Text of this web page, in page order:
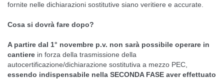
fornite nelle dichiarazioni sostitutive siano veritiere e accurate.
Cosa si dovrà fare dopo?
A partire dal 1° novembre p.v. non sarà possibile operare in
cantiere in forza della trasmissione della
autocertificazione/dichiarazione sostitutiva a mezzo PEC,
essendo indispensabile nella SECONDA FASE aver effettuato